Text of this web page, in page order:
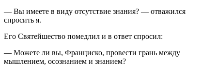
— Вы имеете в виду отсутствие знания? — отважился
спросить я.
Его Святейшество помедлил и в ответ спросил:
— Можете ли вы, Франциско, провести грань между
мышлением, осознанием и знанием?